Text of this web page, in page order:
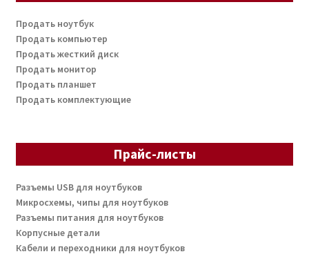
Продать ноутбук
Продать компьютер
Продать жесткий диск
Продать монитор
Продать планшет
Продать комплектующие
Прайс-листы
Разъемы USB для ноутбуков
Микросхемы, чипы для ноутбуков
Разъемы питания для ноутбуков
Корпусные детали
Кабели и переходники для ноутбуков